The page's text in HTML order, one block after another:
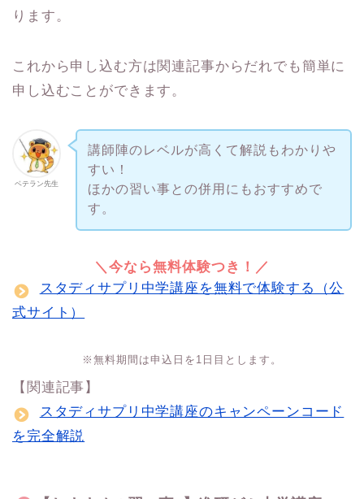
ります。
これから申し込む方は関連記事からだれでも簡単に
申し込むことができます。
ベテラン先生
講師陣のレベルが高くて解説もわかりや
すい！
ほかの習い事との併用にもおすすめで
す。
＼今なら無料体験つき！／
スタディサプリ中学講座を無料で体験する（公
式サイト）
※無料期間は申込日を1日目とします。
【関連記事】
スタディサプリ中学講座のキャンペーンコード
を完全解説